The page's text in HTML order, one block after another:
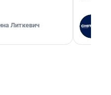
Литкевич